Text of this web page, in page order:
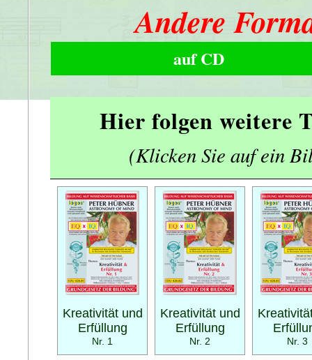
Andere
auf CD
Hier folgen weitere
(Klicken Sie auf ein
Kreativität und
Erfüllung
Nr. 1
Kreativität und
Erfüllung
Nr. 2 Nr. 3